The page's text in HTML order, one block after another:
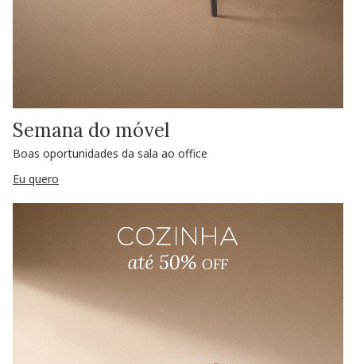
Semana do móvel
Boas oportunidades da sala ao office
Eu quero